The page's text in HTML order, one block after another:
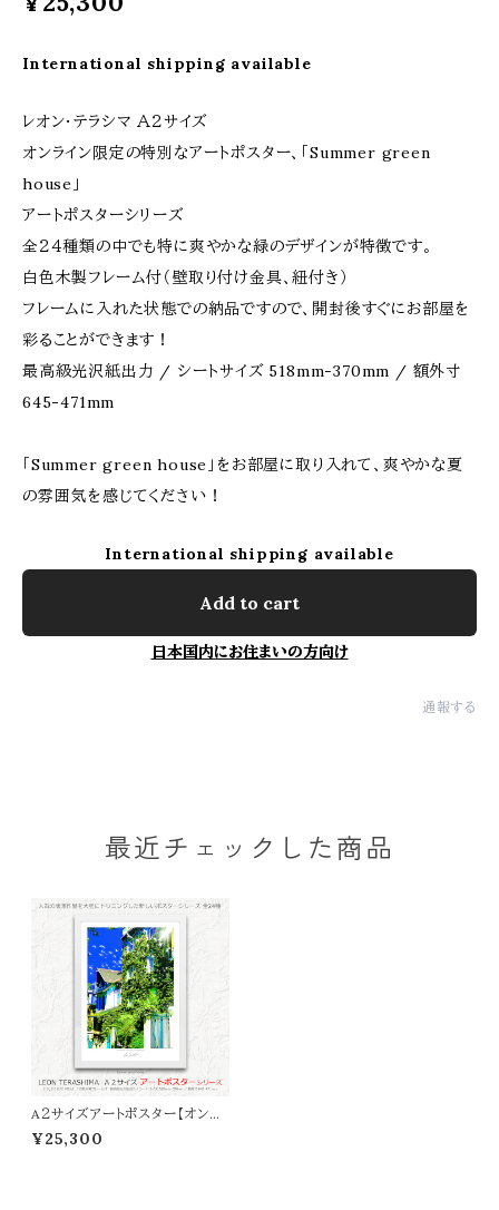
International shipping available
レオン・テラシマ Ａ２サイズ
オンライン限定の特別なアートポスター、「Summer green
house」
アートポスターシリーズ
全２４種類の中でも特に爽やかな緑のデザインが特徴です。
白色木製フレーム付（壁取り付け金具、紐付き）
フレームに入れた状態での納品ですので、開封後すぐにお部屋を
彩ることができます！
最高級光沢紙出力 / シートサイズ 518mm-370mm / 額外寸
645-471mm
「Summer green house」をお部屋に取り入れて、爽やかな夏
の雰囲気を感じてください！
International shipping available
Add to cart
日本国内にお住まいの方向け
通報する
最近チェックした商品
A２サイズアートポスター【オンラ
イン限定】LEON TERASHIMA
「Summer green house」
¥25,300